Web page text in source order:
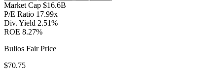
Market Cap $16.6B
P/E Ratio 17.99x
Div. Yield 2.51%
ROE 8.27%
Bulios Fair Price
$70.75